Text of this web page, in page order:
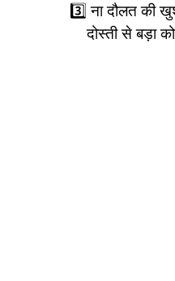
3️⃣ ना दौलत की
दोस्ती से बड़ा